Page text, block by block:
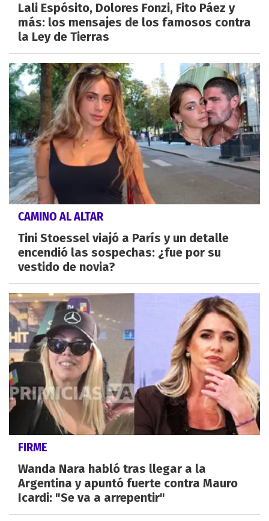
Lali Espósito, Dolores Fonzi, Fito Páez y
más: los mensajes de los famosos contra
la Ley de Tierras
CAMINO AL ALTAR
Tini Stoessel viajó a París y un detalle
encendió las sospechas: ¿fue por su
vestido de novia?
FIRME
Wanda Nara habló tras llegar a la
Argentina y apuntó fuerte contra Mauro
Icardi: "Se va a arrepentir"